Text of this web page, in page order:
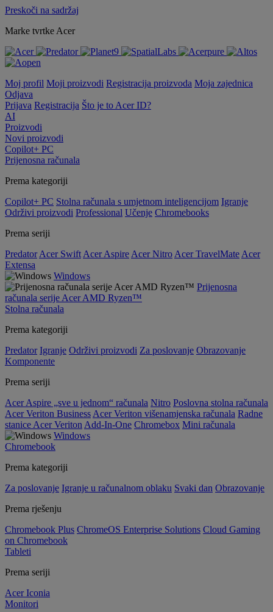
Preskoči na sadržaj
Marke tvrtke Acer
Moj profil Moji proizvodi Registracija proizvoda Moja zajednica
Odjava
Prijava Registracija Što je to Acer ID?
AI
Proizvodi
Novi proizvodi
Copilot+ PC
Prijenosna računala
Prema kategoriji
Copilot+ PC Stolna računala s umjetnom inteligencijom Igranje
Održivi proizvodi Professional Učenje Chromebooks
Prema seriji
Predator Acer Swift Acer Aspire Acer Nitro Acer TravelMate Acer
Extensa
Windows
Prijenosna
računala serije Acer AMD Ryzen™
Stolna računala
Prema kategoriji
Predator Igranje Održivi proizvodi Za poslovanje Obrazovanje
Komponente
Prema seriji
Acer Aspire „sve u jednom“ računala Nitro Poslovna stolna računala
Acer Veriton Business Acer Veriton višenamjenska računala Radne
stanice Acer Veriton Add-In-One Chromebox Mini računala
Windows
Chromebook
Prema kategoriji
Za poslovanje Igranje u računalnom oblaku Svaki dan Obrazovanje
Prema rješenju
Chromebook Plus ChromeOS Enterprise Solutions Cloud Gaming
on Chromebook
Tableti
Prema seriji
Acer Iconia
Monitori